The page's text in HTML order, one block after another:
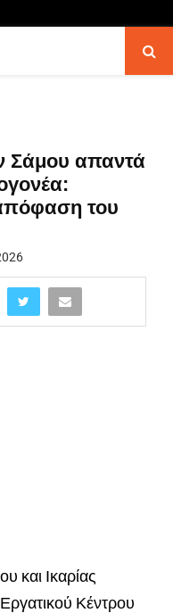
Σάμου απαντά
του
και Ικαρίας
Κέντρου